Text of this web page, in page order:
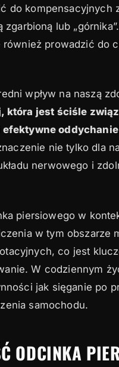
do kompensacyjnych
lub
również prowadzić do
wpływ na naszą
która jest ściśle
efektywne oddychanie
nie tylko dla
nerwowego i
piersiowego w
w tym obszarze
co jest
W codziennym
jak sięganie po
samochodu.
ODCINKA